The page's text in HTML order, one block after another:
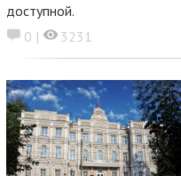
доступной.
0 |
3231